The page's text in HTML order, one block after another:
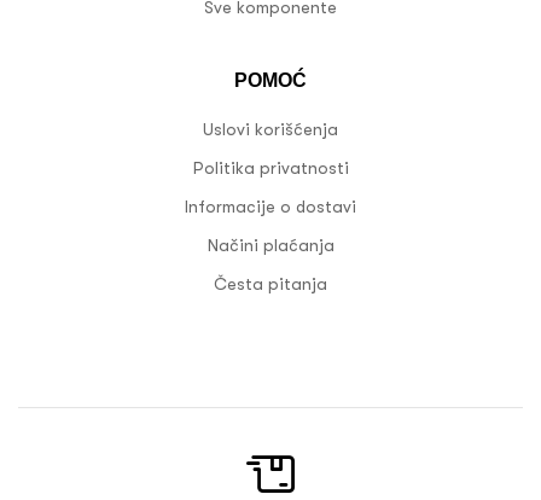
Sve komponente
POMOĆ
Uslovi korišćenja
Politika privatnosti
Informacije o dostavi
Načini plaćanja
Česta pitanja